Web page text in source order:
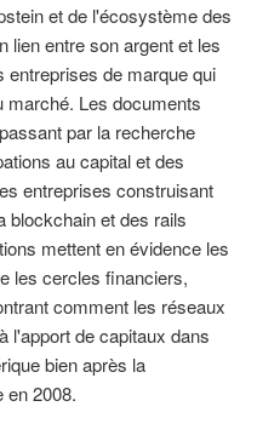
et de l'écosystème des
lien entre son argent et les
de marque qui
marché. Les documents
par la recherche
au capital et des
entreprises construisant
blockchain et des rails
mettent en évidence les
les cercles financiers,
comment les réseaux
l'apport de capitaux dans
bien après la
en 2008.